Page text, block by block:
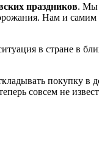
праздников. Мы
Нам и самим
в стране в
покупку
совсем не